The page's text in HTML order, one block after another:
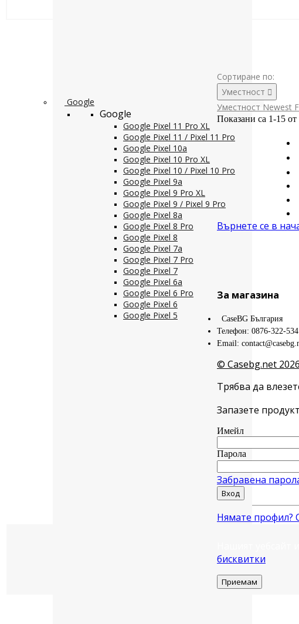
Google
Google
Google Pixel 11 Pro XL
Google Pixel 11 / Pixel 11 Pro
Google Pixel 10a
Google Pixel 10 Pro XL
Google Pixel 10 / Pixel 10 Pro
Google Pixel 9a
Google Pixel 9 Pro XL
Google Pixel 9 / Pixel 9 Pro
Google Pixel 8a
Google Pixel 8 Pro
Google Pixel 8
Google Pixel 7a
Google Pixel 7 Pro
Google Pixel 7
Google Pixel 6a
Google Pixel 6 Pro
Google Pixel 6
Google Pixel 5
Сортиране по:
Уместност 
Уместност Newest
Показани са 1-15
Върнете се в
За магазина
CaseBG България
Телефон: 0876-322-534
Email:
© Casebg.net 2026
Трябва да
Запазете
Имейл
Парола
Забравена
Вход
Нямате профил?
бисквитки
Приемам